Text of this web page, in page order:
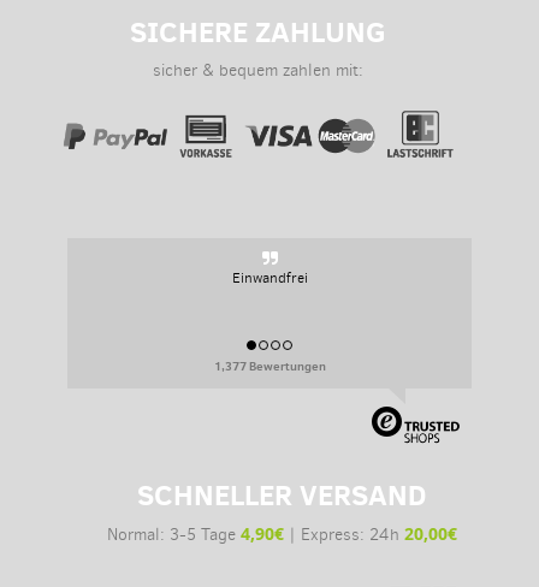
SICHERE ZAHLUNG
sicher & bequem zahlen mit:
Einwandfrei
1,377 Bewertungen
SCHNELLER VERSAND
Normal: 3-5 Tage 4,90€| Express: 24h 20,00€